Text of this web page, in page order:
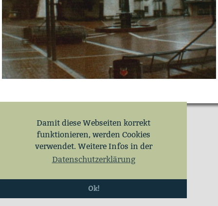
Damit diese Webseiten korrekt
funktionieren, werden Cookies
verwendet. Weitere Infos in der
Datenschutzerklärung
Ok!